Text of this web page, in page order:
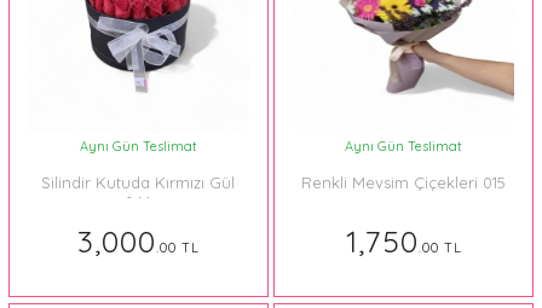
Aynı Gün Teslimat
Silindir Kutuda Kırmızı Gül
064
3,000.00 TL
Aynı Gün Teslimat
Renkli Mevsim Çiçekleri 015
1,750.00 TL